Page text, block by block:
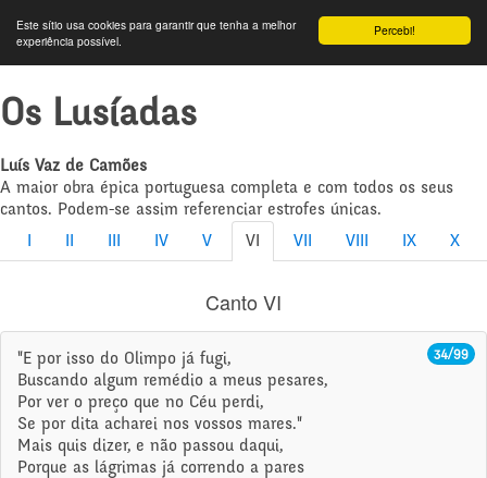
Percebi!
Este sítio usa cookies para garantir que tenha a melhor
experiência possível.
Os Lusíadas
Luís Vaz de Camões
A maior obra épica portuguesa completa e com todos os seus
cantos. Podem-se assim referenciar estrofes únicas.
IV V VI VII VIII IX X
Canto VI
34/99
"E por isso do Olimpo já fugi,
Buscando algum remédio a meus pesares,
Por ver o preço que no Céu perdi,
Se por dita acharei nos vossos mares."
Mais quis dizer, e não passou daqui,
Porque as lágrimas já correndo a pares